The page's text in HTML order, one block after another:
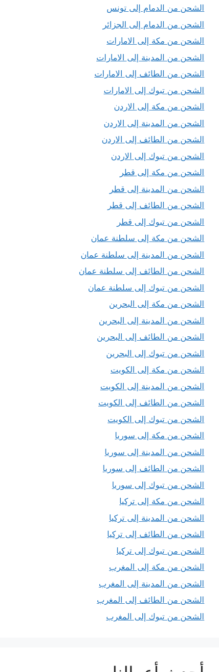
الشحن من الدمام إلى تونس
الشحن من الدمام إلى الجزائر
الشحن من مكة إلى الامارات
الشحن من المدينة إلى الامارات
الشحن من الطائف إلى الامارات
الشحن من تبوك إلى الامارات
الشحن من مكة إلى الاردن
الشحن من المدينة إلى الاردن
الشحن من الطائف إلى الاردن
الشحن من تبوك إلى الاردن
الشحن من مكة إلى قطر
الشحن من المدينة إلى قطر
الشحن من الطائف إلى قطر
الشحن من تبوك إلى قطر
الشحن من مكة إلى سلطنة عمان
الشحن من المدينة إلى سلطنة عمان
الشحن من الطائف إلى سلطنة عمان
الشحن من تبوك إلى سلطنة عمان
الشحن من مكة إلى البحرين
الشحن من المدينة إلى البحرين
الشحن من الطائف إلى البحرين
الشحن من تبوك إلى البحرين
الشحن من مكة إلى الكويت
الشحن من المدينة إلى الكويت
الشحن من الطائف إلى الكويت
الشحن من تبوك إلى الكويت
الشحن من مكة إلى سوريا
الشحن من المدينة إلى سوريا
الشحن من الطائف إلى سوريا
الشحن من تبوك إلى سوريا
الشحن من مكة إلى تركيا
الشحن من المدينة إلى تركيا
الشحن من الطائف إلى تركيا
الشحن من تبوك إلى تركيا
الشحن من مكة إلى المغرب
الشحن من المدينة إلى المغرب
الشحن من الطائف إلى المغرب
الشحن من تبوك إلى المغرب